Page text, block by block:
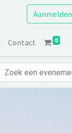
Aanmelden
Contact 0